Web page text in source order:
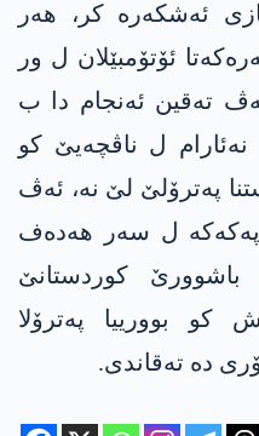
ئه‌شكه‌ره‌ كر، هه‌ر
ئۆتۆمبێلان ل ور
ته‌قین ئه‌نجام دا ب
ل ناڤچه‌یێ كو
په‌ترۆلێ لێ نه‌، ئه‌ڤ
ل سه‌ر هه‌ده‌ف
باشوورێ كوردستانێ
كو بوورییا په‌ترۆلا
ده‌ ته‌قاندی.